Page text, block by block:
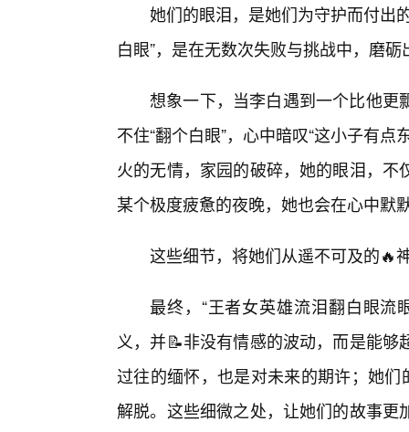
她们的眼泪，是她们为守护而付出
白眼”，是在无数次失败与挑战中，磨
想象一下，当李白遇到一个比他更
不住“翻个白眼”，心中暗叹“这小子有
火的无情，家园的破碎，她的眼泪，
某个极度疲惫的夜晚，她也会在心中默
这些细节，将她们从遥不可及的🔥
最终，“王者女英雄流泪翻白眼流
义，并📝非没有情感的波动，而是能
过往的缅怀，也是对未来的期许；她
解脱。这些细微之处，让她们的故事